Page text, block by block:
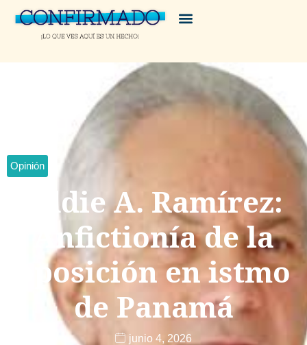
Opinión
Eddie A. Ramírez:
Anfictionía de la
oposición en istmo
de Panamá
junio 4, 2026